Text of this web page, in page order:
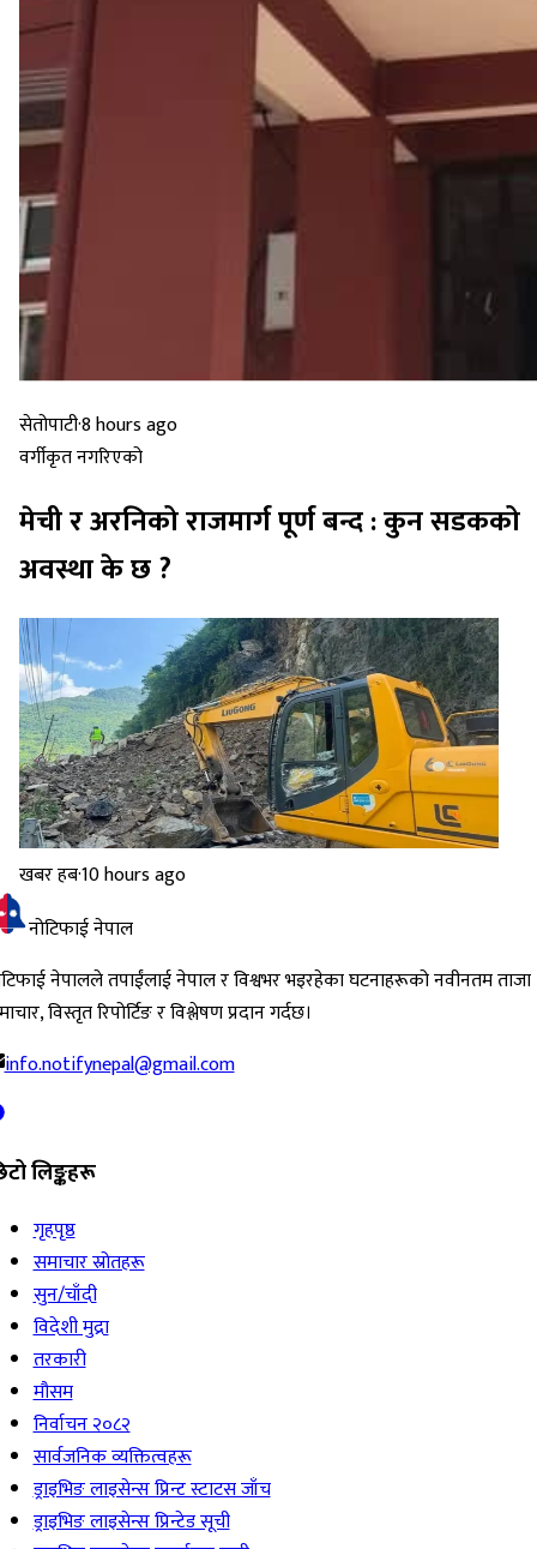
सेतोपाटी·8 hours ago
वर्गीकृत नगरिएको
मेची र अरनिको राजमार्ग पूर्ण बन्द : कुन सडकको
अवस्था के छ ?
खबर हब·10 hours ago
नोटिफाई नेपाल
नेपालले तपाईंलाई नेपाल र विश्वभर भइरहेका घटनाहरूको नवीनतम ताजा
विस्तृत रिपोर्टिङ र विश्लेषण प्रदान गर्दछ।
info.notifynepal@gmail.com
लिङ्कहरू
गृहपृष्ठ
समाचार स्रोतहरू
सुन/चाँदी
विदेशी मुद्रा
तरकारी
मौसम
निर्वाचन २०८२
सार्वजनिक व्यक्तित्वहरू
ड्राइभिङ लाइसेन्स प्रिन्ट स्टाटस जाँच
ड्राइभिङ लाइसेन्स प्रिन्टेड सूची